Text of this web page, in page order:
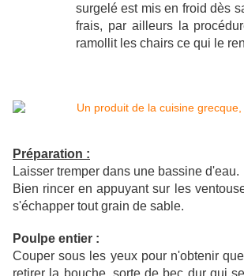
surgelé est mis en froid dès
frais, par ailleurs la
ramollit les chairs ce qui le
Préparation :
Laisser tremper dans une bassine d'eau.
Bien rincer en appuyant sur les
s'échapper tout grain de sable.
Poulpe entier :
Couper sous les yeux pour n'obtenir